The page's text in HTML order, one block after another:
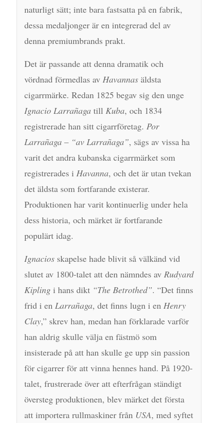
naturligt sätt; inte bara fastsatta på en fabrik,
dessa medaljonger är en integrerad del av
denna premiumbrands prakt.
Det är passande att denna dramatik och
vördnad förmedlas av Havannasäldsta
cigarrmärke. Redan 1825 begav sig den unge
Ignacio Larrañagatill Kuba, och 1834
registrerade han sitt cigarrföretag. Por
Larrañaga– “av Larrañaga”, sägs av vissa ha
varit det andra kubanska cigarrmärket som
registrerades i Havanna, och det är utan tvekan
det äldsta som fortfarande existerar.
Produktionen har varit kontinuerlig under hela
dess historia, och märket är fortfarande
populärt idag.
Ignaciosskapelse hade blivit så välkänd vid
slutet av 1800-talet att den nämndes av Rudyard
Kiplingi hans dikt “The Betrothed”. “Det finns
frid i en Larrañaga, det finns lugn i en Henry
Clay,” skrev han, medan han förklarade varför
han aldrig skulle välja en fästmö som
insisterade på att han skulle ge upp sin passion
för cigarrer för att vinna hennes hand. På 1920-
talet, frustrerade över att efterfrågan ständigt
översteg produktionen, blev märket det första
att importera rullmaskiner från USA, med syftet